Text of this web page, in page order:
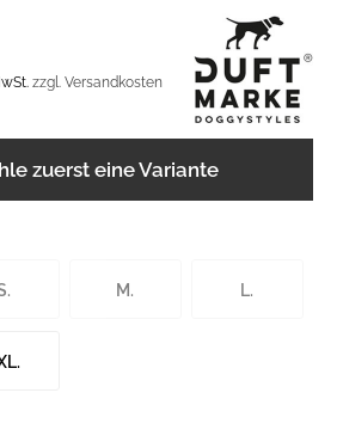
zzgl. Versandkosten
zuerst eine Variante
M. L.